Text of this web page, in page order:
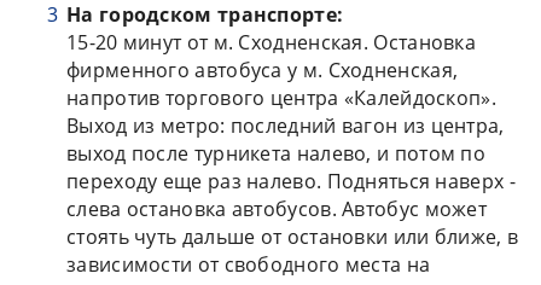
На городском транспорте:
15-20 минут от м. Сходненская. Остановка
фирменного автобуса у м. Сходненская,
напротив торгового центра «Калейдоскоп».
Выход из метро: последний вагон из центра,
выход после турникета налево, и потом по
переходу еще раз налево. Подняться наверх -
слева остановка автобусов. Автобус может
стоять чуть дальше от остановки или ближе, в
зависимости от свободного места на